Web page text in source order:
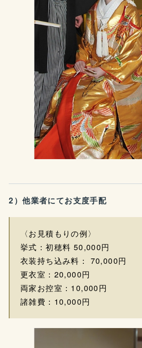
2）他業者にてお支度手配
〈お見積もりの例〉
挙式：初穂料 50,000円
衣装持ち込み料： 70,000円
更衣室：20,000円
両家お控室：10,000円
諸雑費：10,000円